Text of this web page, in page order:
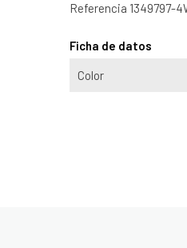
Referencia 1349797-
Ficha de datos
Color